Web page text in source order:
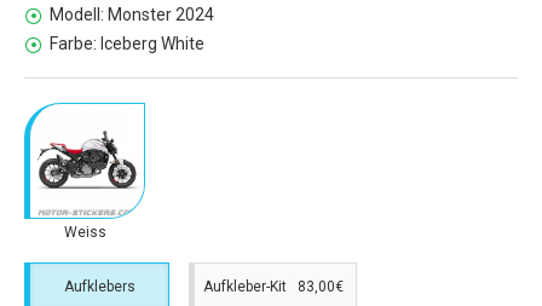
Modell: Monster 2024
Farbe: Iceberg White
Weiss
Aufklebers Aufkleber-Kit 83,00€